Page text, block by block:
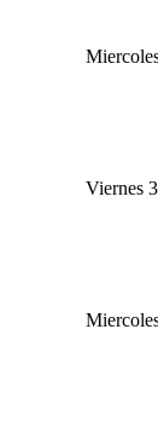
Viernes